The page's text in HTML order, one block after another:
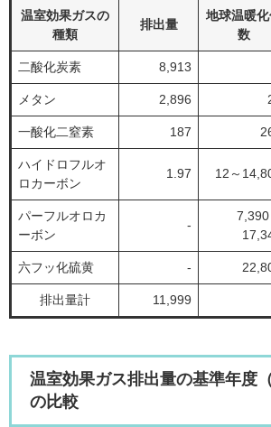
温室効果ガスの
種類
排出量
地球温暖
数
二酸化炭素 8,913
メタン 2,896
一酸化二窒素 187
ハイドロフルオ
ロカーボン
1.97 12～
パーフルオロカ
ーボン
-
7,390
六フッ化硫黄 -
排出量計 11,999
温室効果ガス排出量の基準年度
の比較